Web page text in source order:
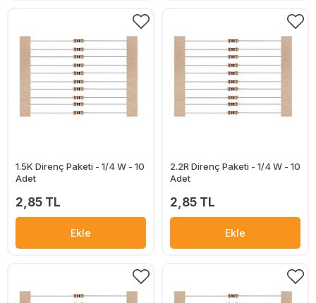
1.5K Direnç Paketi - 1/4 W - 10
Adet
2,85 TL
Ekle
2.2R Direnç Paketi - 1/4 W - 10
Adet
2,85 TL
Ekle